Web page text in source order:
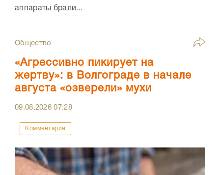
аппараты брали...
Общество
«Агрессивно пикирует на
жертву»: в Волгограде в начале
августа «озверели» мухи
09.08.202607:28
Комментарии